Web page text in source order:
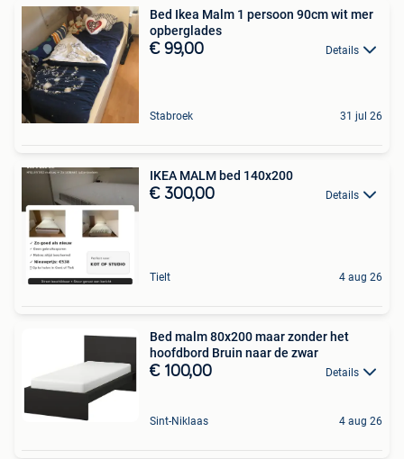
Bed Ikea Malm 1 persoon 90cm wit mer
opberglades
€ 99,00 Details
Stabroek 31 jul 26
IKEA MALM bed 140x200
€ 300,00 Details
Tielt 4 aug 26
Bed malm 80x200 maar zonder het
hoofdbord Bruin naar de zwar
€ 100,00 Details
Sint-Niklaas 4 aug 26